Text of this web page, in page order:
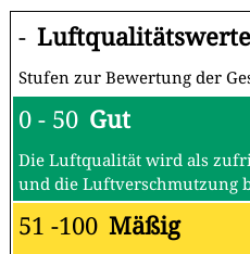
-
Stufen zur Bewertung der
0 - 50 Gut
Die Luftqualität wird als
und die Luftverschmutzung
51 -100 Mäßig